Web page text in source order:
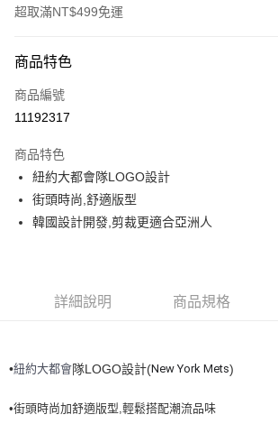
超取滿NT$499免運
信用卡一次付款
超商取貨付款
Apple Pay
街口支付
全家取貨付款<未取貨列黑名單/不支援離島取退>
全家取貨<不支援離島取退>
商品特色
商品編號
11192317
商品特色
紐約大都會隊LOGO設計
街頭時尚,舒適版型
韓國設計開發,剪裁更適合亞洲人
詳細說明 商品規格
•紐約大都會隊LOGO設計(New York Mets)
•街頭時尚加舒適版型,輕鬆搭配潮流品味